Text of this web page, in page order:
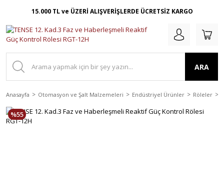
15.000 TL ve ÜZERİ ALIŞVERİŞLERDE ÜCRETSİZ KARGO
ARA
Anasayfa Otomasyon ve Şalt Malzemeleri Endüstriyel Ürünler Röleler
%55